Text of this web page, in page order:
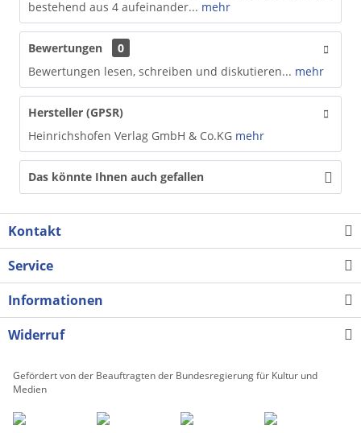
bestehend aus 4 aufeinander... mehr
Bewertungen
0
Bewertungen lesen, schreiben und diskutieren... mehr
Hersteller (GPSR)
Heinrichshofen Verlag GmbH & Co.KG mehr
Das könnte Ihnen auch gefallen
Kontakt
Service
Informationen
Widerruf
Gefördert von der Beauftragten der Bundesregierung für Kultur und
Medien